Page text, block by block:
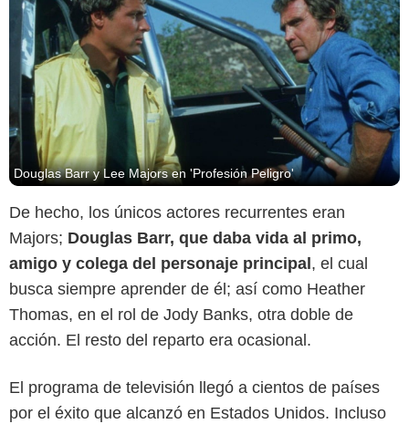
Douglas Barr y Lee Majors en 'Profesión Peligro'
De hecho, los únicos actores recurrentes eran
Majors; Douglas Barr, que daba vida al primo,
amigo y colega del personaje principal, el cual
busca siempre aprender de él; así como Heather
Thomas, en el rol de Jody Banks, otra doble de
acción. El resto del reparto era ocasional.
El programa de televisión llegó a cientos de países
por el éxito que alcanzó en Estados Unidos. Incluso